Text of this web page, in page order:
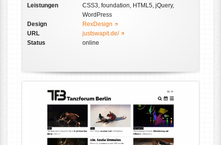
Leistungen
CSS3, foundation, HTML5, jQuery,
WordPress
Design
RexDesign
URL
justswapit.de/
Status
online